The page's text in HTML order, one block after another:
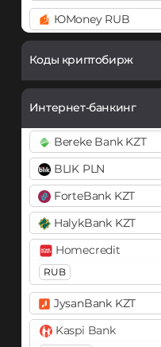
Chainlink (LINK)
ERC20
Cosmos (ATOM)
DAI
ERC20
DASH
Decentraland
Dogecoin (DOGE)
DOGE
Polkadot (DOT)
DOT
Ethereum (ETH)
ERC20 OP ARB
ЮMoney RUB
Коды криптобирж
Интернет-банкинг
Bereke Bank KZT
BLIK PLN
ForteBank KZT
HalykBank KZT
Homecredit
RUB
JysanBank KZT
Kaspi Bank